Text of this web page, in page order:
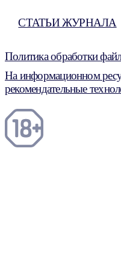
СТАТЬИ ЖУРНАЛА
Политика обработки
На информационном
рекомендательные